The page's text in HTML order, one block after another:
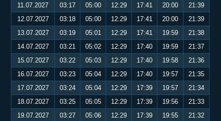
11.07.2027
03:17 05:00 12:29 17:41 20:00
21:39
12.07.2027
03:18 05:00 12:29 17:41 20:00
21:39
13.07.2027
03:19 05:01 12:29 17:41 19:59
21:38
14.07.2027
03:21 05:02 12:29 17:40 19:59
21:37
15.07.2027
03:22 05:03 12:29 17:40 19:58
21:36
16.07.2027
03:23 05:04 12:29 17:40 19:57
21:35
17.07.2027
03:24 05:04 12:29 17:39 19:57
21:34
18.07.2027
03:25 05:05 12:29 17:39 19:56
21:33
19.07.2027
03:27 05:06 12:29 17:39 19:55
21:32